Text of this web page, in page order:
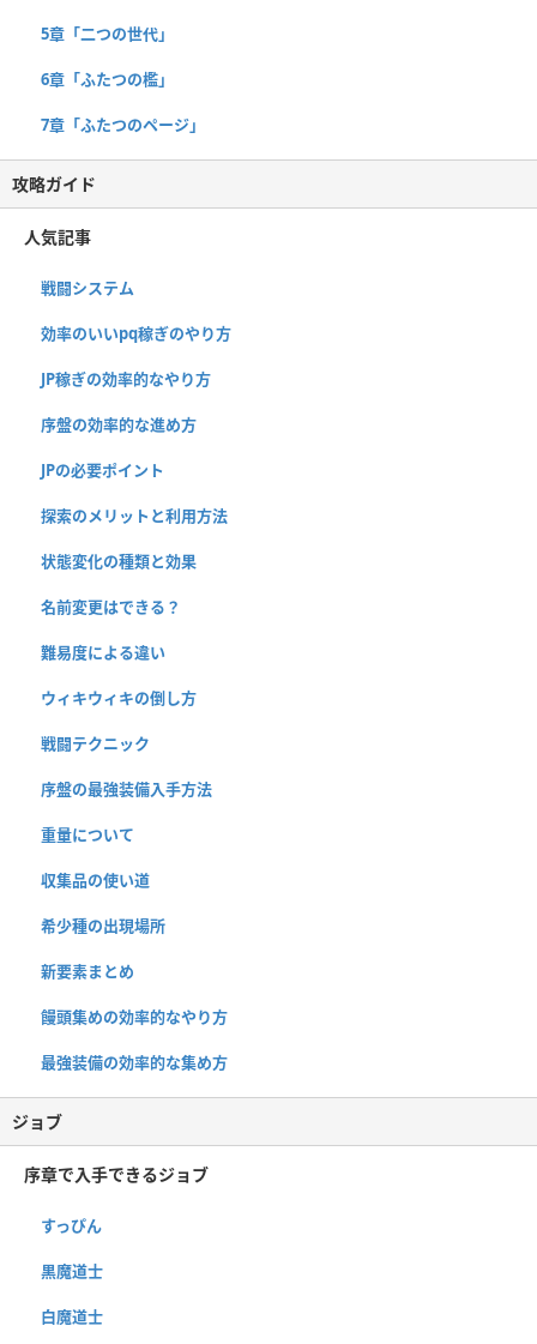
5章「二つの世代」
6章「ふたつの檻」
7章「ふたつのページ」
攻略ガイド
人気記事
戦闘システム
効率のいいpq稼ぎのやり方
JP稼ぎの効率的なやり方
序盤の効率的な進め方
JPの必要ポイント
探索のメリットと利用方法
状態変化の種類と効果
名前変更はできる？
難易度による違い
ウィキウィキの倒し方
戦闘テクニック
序盤の最強装備入手方法
重量について
収集品の使い道
希少種の出現場所
新要素まとめ
饅頭集めの効率的なやり方
最強装備の効率的な集め方
ジョブ
序章で入手できるジョブ
すっぴん
黒魔道士
白魔道士